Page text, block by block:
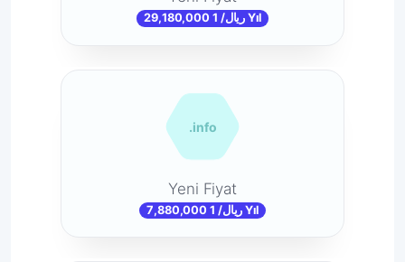
29,180,000 ریال/ 1 Yıl
.info
Yeni Fiyat
7,880,000 ریال/ 1 Yıl